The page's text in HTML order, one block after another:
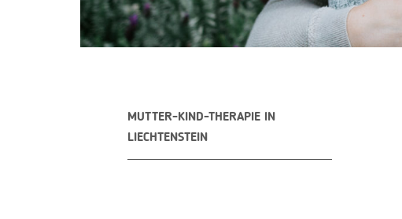
MUTTER-KIND-THERAPIE IN
LIECHTENSTEIN